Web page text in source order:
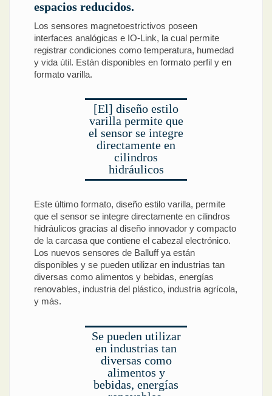
espacios reducidos.
Los sensores magnetoestrictivos poseen
interfaces analógicas e IO-Link, la cual permite
registrar condiciones como temperatura, humedad
y vida útil. Están disponibles en formato perfil y en
formato varilla.
[El] diseño estilo
varilla permite que
el sensor se integre
directamente en
cilindros
hidráulicos
Este último formato, diseño estilo varilla, permite
que el sensor se integre directamente en cilindros
hidráulicos gracias al diseño innovador y compacto
de la carcasa que contiene el cabezal electrónico.
Los nuevos sensores de Balluff ya están
disponibles y se pueden utilizar en industrias tan
diversas como alimentos y bebidas, energías
renovables, industria del plástico, industria agrícola,
y más.
Se pueden utilizar
en industrias tan
diversas como
alimentos y
bebidas, energías